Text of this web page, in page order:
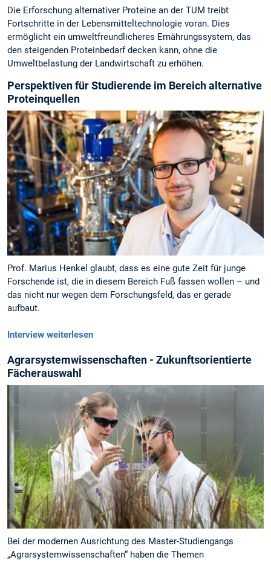
Die Erforschung alternativer Proteine an der TUM treibt
Fortschritte in der Lebensmitteltechnologie voran. Dies
ermöglicht ein umweltfreundlicheres Ernährungssystem, das
den steigenden Proteinbedarf decken kann, ohne die
Umweltbelastung der Landwirtschaft zu erhöhen.
Perspektiven für Studierende im Bereich alternative
Proteinquellen
Prof. Marius Henkel glaubt, dass es eine gute Zeit für junge
Forschende ist, die in diesem Bereich Fuß fassen wollen – und
das nicht nur wegen dem Forschungsfeld, das er gerade
aufbaut.
Interview weiterlesen
Agrarsystemwissenschaften - Zukunftsorientierte
Fächerauswahl
Bei der modernen Ausrichtung des Master-Studiengangs
„Agrarsystemwissenschaften“ haben die Themen